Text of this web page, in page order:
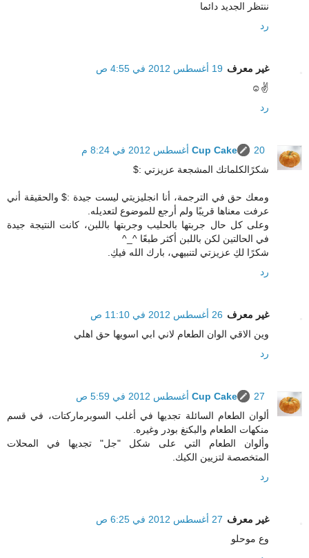
ننتظر الجديد دائما
رد
غير معرف 19 أغسطس 2012 في 4:55 ص
✌☺
رد
Cup Cake
20 أغسطس 2012 في 8:24 م
شكرًالكلماتك المشجعة عزيزتي :$
ومعك حق في الترجمة، أنا انجليزيتي ليست جيدة :$ والحقيقة أني
عرفت معناها قريبًا ولم أرجع للموضوع لتعديله.
وعلى كل حال جربتها بالحليب وجربتها باللبن، كانت النتيجة جيدة
في الحالتين لكن باللبن أكثر طبعًا ^_^
شكرًا لكِ عزيزتي لتنبيهي، بارك الله فيكِ.
رد
غير معرف 26 أغسطس 2012 في 11:10 ص
وين الاقي الوان الطعام لاني ابي اسويها حق اهلي
رد
Cup Cake
27 أغسطس 2012 في 5:59 ص
ألوان الطعام السائلة تجديها في أغلب السوبرماركتات، في قسم
منكهات الطعام والبكنغ بودر وغيره.
وألوان الطعام التي على شكل "جل" تجديها في المحلات
المتخصصة لتزيين الكيك.
رد
غير معرف 27 أغسطس 2012 في 6:25 ص
وع موحلو